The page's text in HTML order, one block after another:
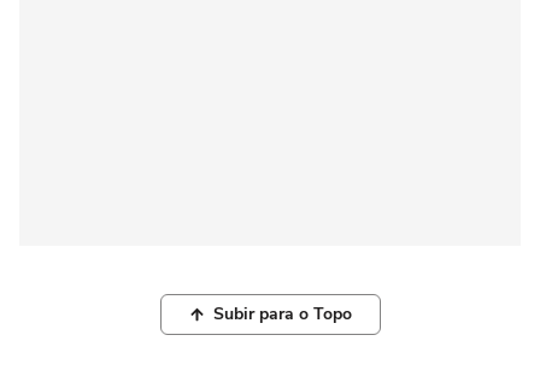
Subir para o Topo